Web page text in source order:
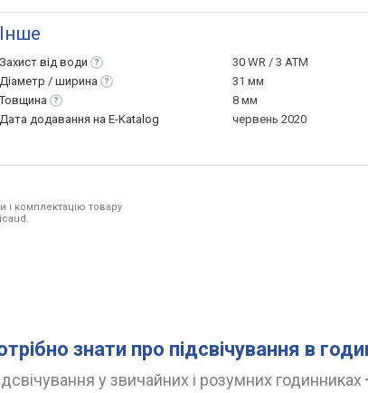
Інше
Захист від води
30 WR / 3 ATM
Діаметр / ширина
31 мм
Товщина
8 мм
Дата додавання на E-Katalog
червень 2020
і комплектацію товару
знати про підсвічування в
у звичайних і розумних годинниках